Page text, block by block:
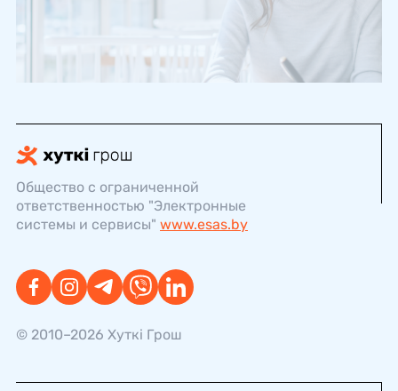
Общество с ограниченной
ответственностью "Электронные
системы и сервисы" www.esas.by
© 2010–2026 Хуткi Грош